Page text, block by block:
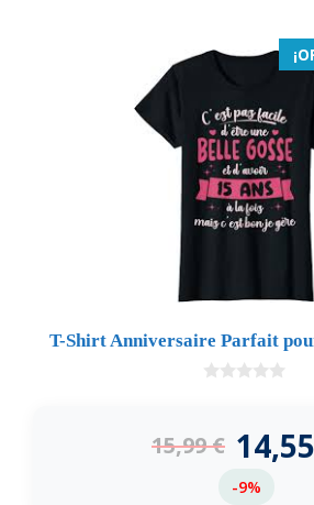
T-Shirt Anniversaire Parfait
5
15,99€ 14,55
-9%